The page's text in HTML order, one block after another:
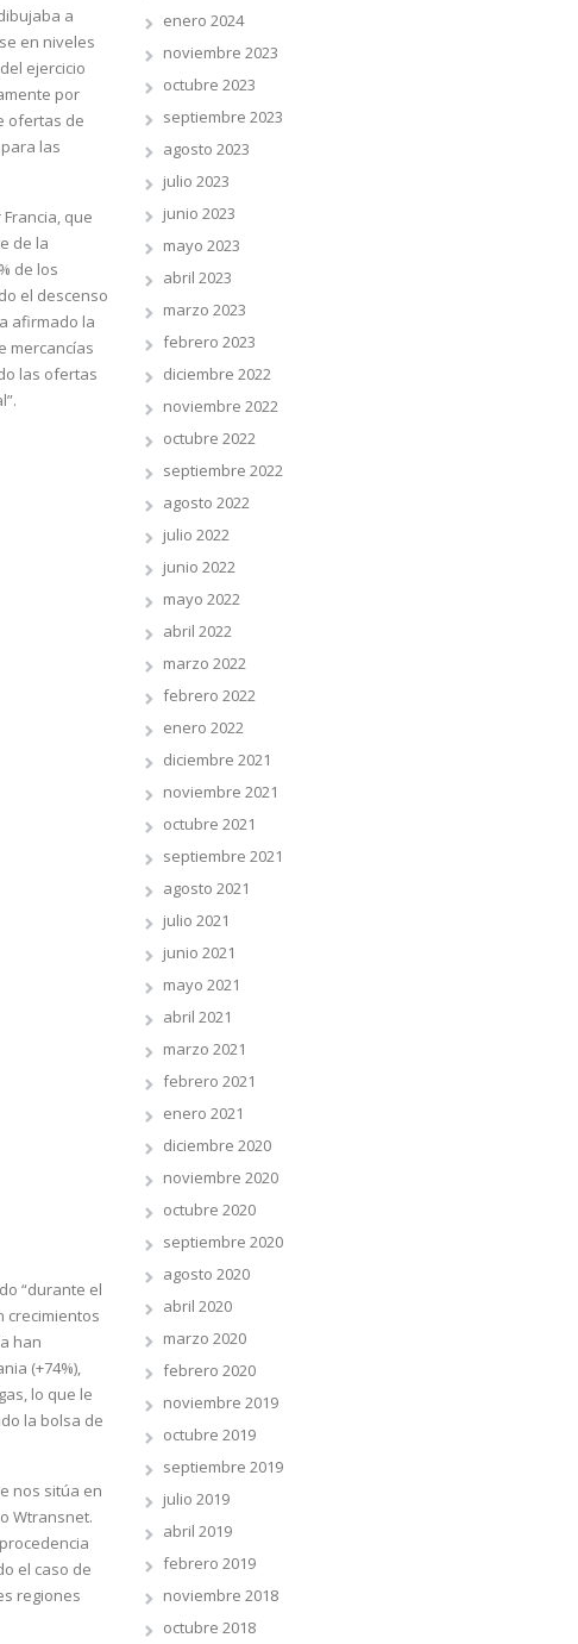
a
en niveles
ejercicio
por
ofertas de
las
que
de la
de los
el descenso
afirmado la
mercancías
las ofertas
“durante el
crecimientos
han
(+74%),
lo que le
la bolsa de
nos sitúa en
Wtransnet.
el caso de
regiones
enero 2024
noviembre 2023
octubre 2023
septiembre 2023
agosto 2023
julio 2023
junio 2023
mayo 2023
abril 2023
marzo 2023
febrero 2023
diciembre 2022
noviembre 2022
octubre 2022
septiembre 2022
agosto 2022
julio 2022
junio 2022
mayo 2022
abril 2022
marzo 2022
febrero 2022
enero 2022
diciembre 2021
noviembre 2021
octubre 2021
septiembre 2021
agosto 2021
julio 2021
junio 2021
mayo 2021
abril 2021
marzo 2021
febrero 2021
enero 2021
diciembre 2020
noviembre 2020
octubre 2020
septiembre 2020
agosto 2020
abril 2020
marzo 2020
febrero 2020
noviembre 2019
octubre 2019
septiembre 2019
julio 2019
abril 2019
febrero 2019
noviembre 2018
octubre 2018